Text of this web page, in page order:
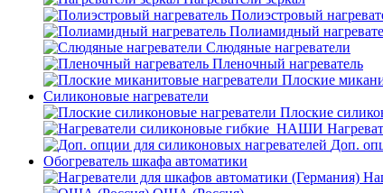
Полиэстровый
Полиамидный
Слюдяные нагреватели
Пленочный нагреватель
Плоские
Силиконовые нагреватели
Плоские
Доп.
Обогреватель шкафа автоматики